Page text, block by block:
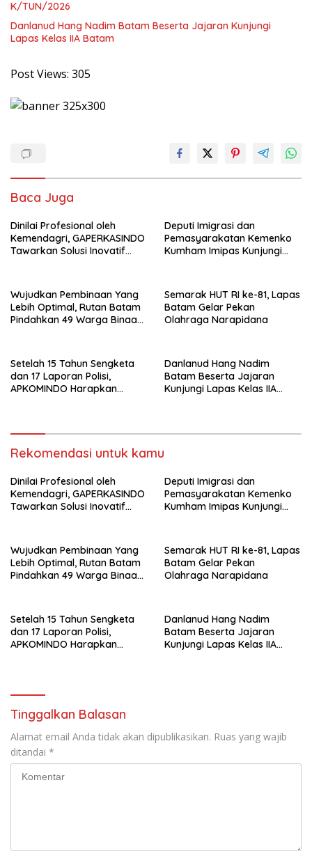
K/TUN/2026
Danlanud Hang Nadim Batam Beserta Jajaran Kunjungi
Lapas Kelas IIA Batam
Post Views: 305
Baca Juga
Dinilai Profesional oleh
Kemendagri, GAPERKASINDO
Tawarkan Solusi Inovatif
Deputi Imigrasi dan
Pemasyarakatan Kemenko
Kumham Imipas Kunjungi
Wujudkan Pembinaan Yang
Lebih Optimal, Rutan Batam
Pindahkan 49 Warga Binaan
Semarak HUT RI ke-81, Lapas
Batam Gelar Pekan
Olahraga Narapidana
Setelah 15 Tahun Sengketa
dan 17 Laporan Polisi,
APKOMINDO Harapkan
Danlanud Hang Nadim
Batam Beserta Jajaran
Kunjungi Lapas Kelas IIA
Rekomendasi untuk kamu
Dinilai Profesional oleh
Kemendagri, GAPERKASINDO
Tawarkan Solusi Inovatif
Deputi Imigrasi dan
Pemasyarakatan Kemenko
Kumham Imipas Kunjungi
Wujudkan Pembinaan Yang
Lebih Optimal, Rutan Batam
Pindahkan 49 Warga Binaan
Semarak HUT RI ke-81, Lapas
Batam Gelar Pekan
Olahraga Narapidana
Setelah 15 Tahun Sengketa
dan 17 Laporan Polisi,
APKOMINDO Harapkan
Danlanud Hang Nadim
Batam Beserta Jajaran
Kunjungi Lapas Kelas IIA
Tinggalkan Balasan
Alamat email Anda tidak akan dipublikasikan. Ruas yang wajib
ditandai *